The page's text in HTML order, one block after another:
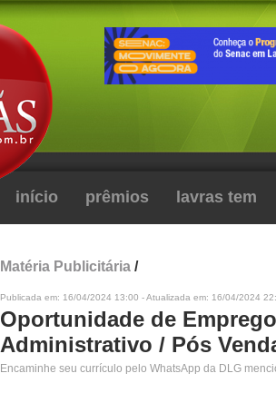
início prêmios lavras tem
Matéria Publicitária /
Publicada em: 16/04/2024 13:00 - Atualizada em: 16/04/2024
Oportunidade de
Administrativo / Pós
Encaminhe seu currículo pelo WhatsApp da DLG